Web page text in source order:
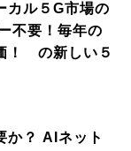
カル５G市場の
不要！毎年の
！ の新しい５
か？ AIネット